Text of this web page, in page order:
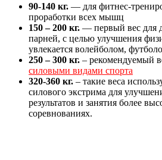
90-140 кг. — для фитнес-
проработки всех мышц
150 – 200 кг. — первый вес для
парней, с целью улучшения
увлекается волейболом,
250 – 300 кг. – рекомендуемый
силовыми видами спорта
320-360 кг. – такие веса
силового экстрима для
результатов и занятия более
соревнованиях.